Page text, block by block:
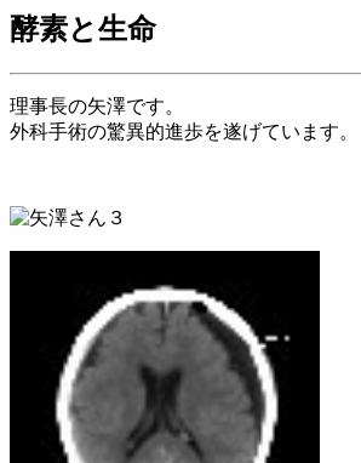
酵素と生命
理事長の矢澤です。
外科手術の驚異的進歩を遂げています。